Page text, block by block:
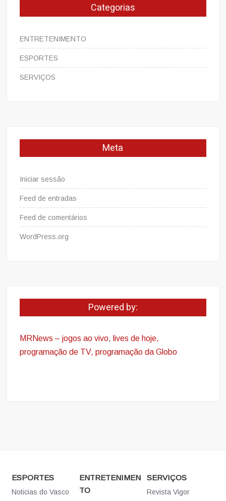
Categorias
ENTRETENIMENTO
ESPORTES
SERVIÇOS
Meta
Iniciar sessão
Feed de entradas
Feed de comentários
WordPress.org
Powered by:
MRNews – jogos ao vivo, lives de hoje,
programação de TV, programação da Globo
ESPORTES
Noticias do Vasco
ENTRETENIMEN
TO
SERVIÇOS
Revista Vigor